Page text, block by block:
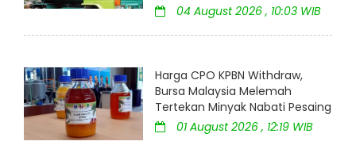
04 August 2026 , 10:03 WIB
Harga CPO KPBN Withdraw,
Bursa Malaysia Melemah
Tertekan Minyak Nabati Pesaing
01 August 2026 , 12:19 WIB